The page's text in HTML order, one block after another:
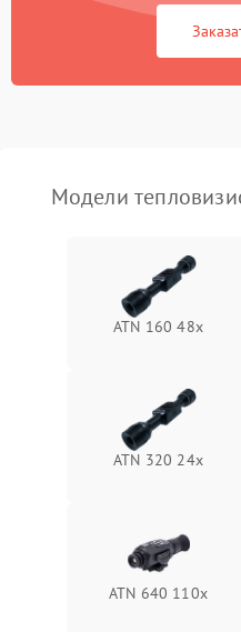
защиты от перегрузок
автоматического
Неисправность системы
Неисправность системы
защиты от замыкания
Поломка системы защиты
от перенапряжения
Модели
ATN 160 48x
ATN 320 24x
ATN 640 110x